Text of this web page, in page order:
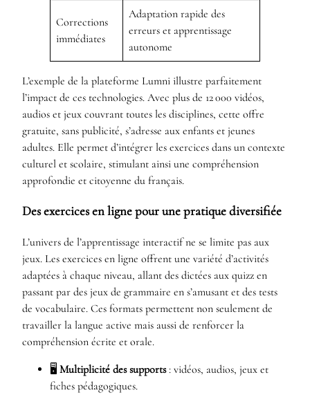
Corrections
immédiates
Adaptation rapide des
erreurs et apprentissage
autonome
L’exemple de la plateforme Lumni illustre parfaitement
l’impact de ces technologies. Avec plus de 12 000 vidéos,
audios et jeux couvrant toutes les disciplines, cette offre
gratuite, sans publicité, s’adresse aux enfants et jeunes
adultes. Elle permet d’intégrer les exercices dans un contexte
culturel et scolaire, stimulant ainsi une compréhension
approfondie et citoyenne du français.
Des exercices en ligne pour une pratique diversifiée
L’univers de l’apprentissage interactif ne se limite pas aux
jeux. Les exercices en ligne offrent une variété d’activités
adaptées à chaque niveau, allant des dictées aux quizz en
passant par des jeux de grammaire en s’amusant et des tests
de vocabulaire. Ces formats permettent non seulement de
travailler la langue active mais aussi de renforcer la
compréhension écrite et orale.
🖥️ Multiplicité des supports: vidéos, audios, jeux et
fiches pédagogiques.